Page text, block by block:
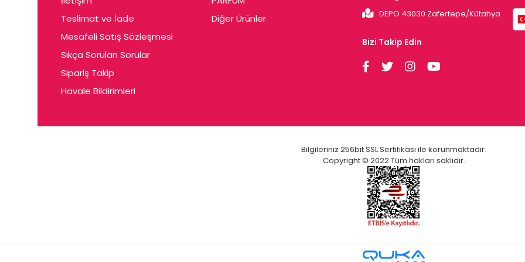
Cerin
Ceta
Ceyda
Chris
Ciey
Cleo
Teslimat ve İade
Mesafeli Satış Sözleşmesi
Sıkça Sorulan Sorular
Sipariş Takip
Havale Bildirimleri
Diğer Ürünler
DEPO 43030 Zafertepe/Kütahya
Bizi Takip Edin
Bilgileriniz 256bit SSL Sertifikası ile korunmaktadır.
Copyright © 2022 Tüm hakları saklıdır.